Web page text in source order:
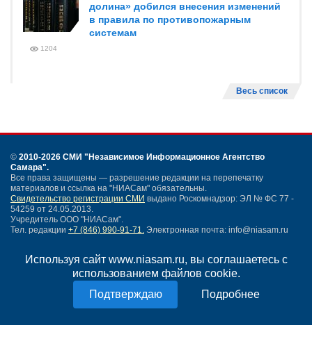
Используя сайт www.niasam.ru, вы соглашаетесь с
использованием файлов cookie.
Подробнее
долина» добился внесения изменений
в правила по противопожарным
системам
1204
Весь список
© 2010-2026 СМИ "Независимое Информационное Агентство
Самара".
Все права защищены — разрешение редакции на перепечатку
материалов и ссылка на "НИАСам" обязательны.
Свидетельство регистрации СМИ выдано Роскомнадзор: ЭЛ № ФС 77 -
54259 от 24.05.2013.
Учредитель ООО "НИАСам".
Тел. редакции +7 (846) 990-91-71. Электронная почта: info@niasam.ru
Карта сайта
Нашли ошибку?
Политика конфиденциальности
Согласие на обработку персональных данных